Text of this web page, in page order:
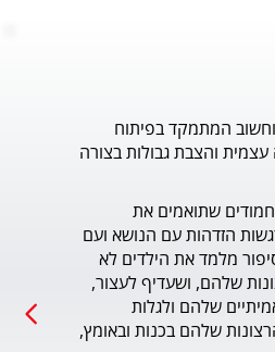
המתמקד בפיתוח
והצבת גבולות בצורה
והוא מלווה באיורים חמודים שתואמים את
הדמויות בסיפור. הסיפור מלמד את הילדים לא
להקשיב לרגשות האמיתיים שלהם ולגלות